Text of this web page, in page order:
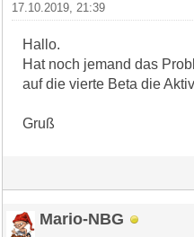
17.10.2019, 21:39
Hallo.
Hat noch jemand das
auf die vierte Beta die
Gruß
Mario-NBG